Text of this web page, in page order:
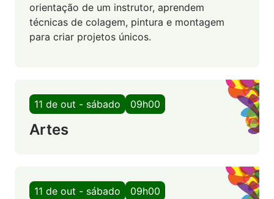
orientação de um instrutor, aprendem
técnicas de colagem, pintura e montagem
para criar projetos únicos.
11 de out - sábado 09h00
Artes
11 de out - sábado 09h00